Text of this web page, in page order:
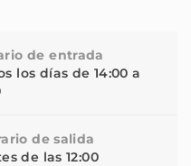
de entrada
los días de 14:00 a
de salida
de las 12:00